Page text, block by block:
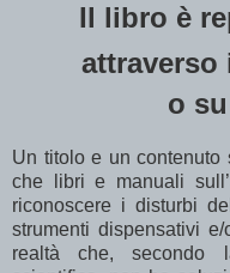
Il libro è
attraverso
o su
Un titolo e un contenuto
che libri e manuali
riconoscere i disturbi
strumenti dispensativi
realtà che, secondo